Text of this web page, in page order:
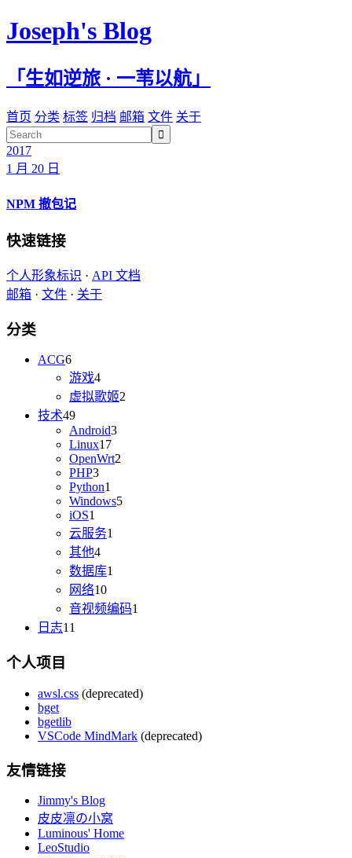
Joseph's Blog
「生如逆旅 · 一苇以航」
首页 分类 标签 归档 邮箱 文件 关于

2017
1 月 20 日
NPM 撤包记
快速链接
个人形象标识 · API 文档
邮箱 · 文件 · 关于
分类
ACG6
游戏4
虚拟歌姬2
技术49
Android3
Linux17
OpenWrt2
PHP3
Python1
Windows5
iOS1
云服务1
其他4
数据库1
网络10
音视频编码1
日志11
个人项目
awsl.css (deprecated)
bget
bgetlib
VSCode MindMark (deprecated)
友情链接
Jimmy's Blog
皮皮凛の小窝
Luminous' Home
LeoStudio